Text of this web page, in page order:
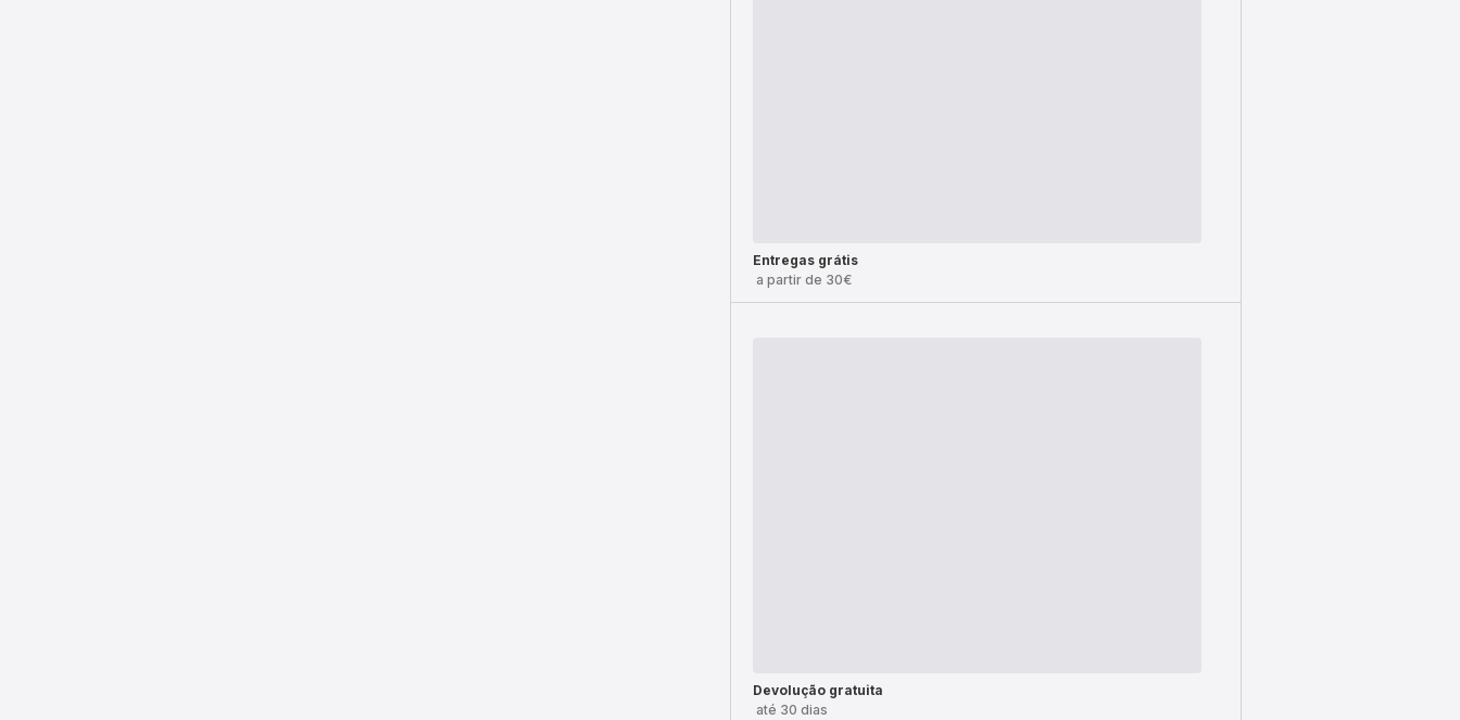
Entregas grátis
a partir de 30€
Devolução gratuita
até 30 dias